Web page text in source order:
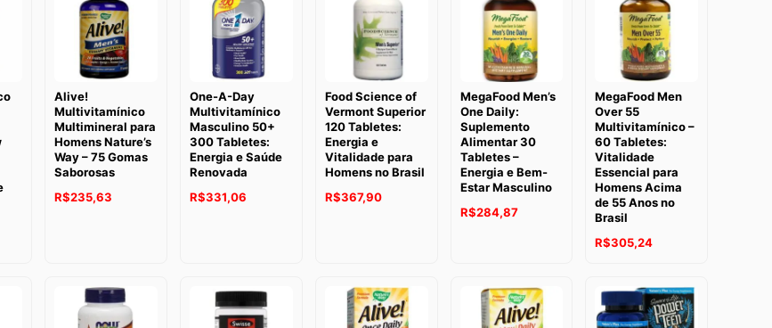
Alive!
Multivitamínico
Multimineral para
Homens Nature’s
Way – 75 Gomas
Saborosas
R$235,63
One-A-Day
Multivitamínico
Masculino 50+
300 Tabletes:
Energia e Saúde
Renovada
R$331,06
Food Science of
Vermont Superior
120 Tabletes:
Energia e
Vitalidade para
Homens no Brasil
R$367,90
MegaFood Men’s
One Daily:
Suplemento
Alimentar 30
Tabletes –
Energia e Bem-
Estar Masculino
R$284,87
MegaFood Men
Over 55
Multivitamínico –
60 Tabletes:
Vitalidade
Essencial para
Homens Acima
de 55 Anos no
Brasil
R$305,24